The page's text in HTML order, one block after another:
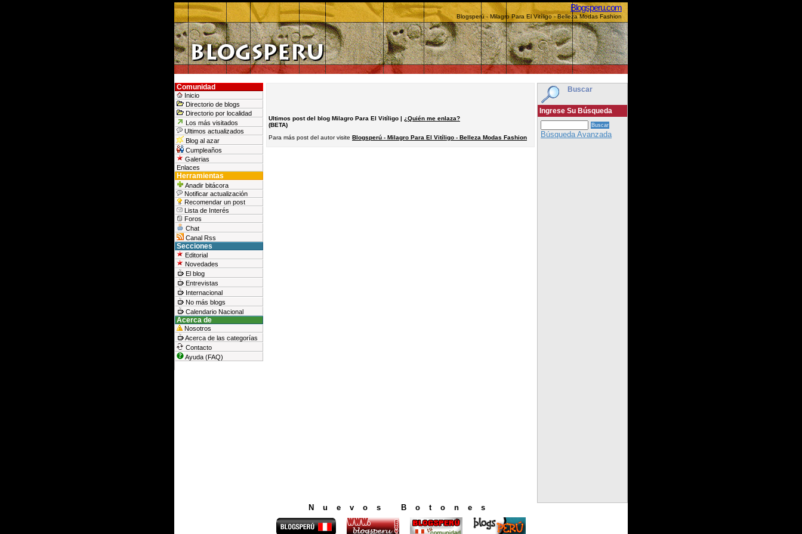
Blogsperu.com
Blogsperú - Milagro Para El Vitíligo - Belleza Modas Fashion
Buscar
Ingrese Su Búsqueda
Búsqueda Avanzada
Comunidad
Inicio
Directorio de blogs
Directorio por localidad
Los más visitados
Ultimos actualizados
Blog al azar
Cumpleaños
Galerias
Enlaces
Herramientas
Anadir bitácora
Notificar actualización
Recomendar un post
Lista de Interés
Foros
Chat
Canal Rss
Secciones
Editorial
Novedades
El blog
Entrevistas
Internacional
No más blogs
Calendario Nacional
Acerca de
Nosotros
Acerca de las categorías
Contacto
Ayuda (FAQ)
Ultimos post del blog Milagro Para El Vitíligo | ¿Quién me enlaza?
(BETA)
Para más post del autor visite Blogsperú - Milagro Para El Vitíligo - Belleza Modas Fashion
Nuevos Botones